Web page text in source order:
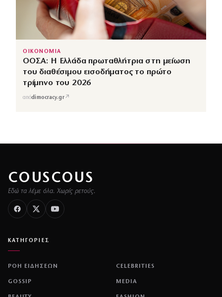
ΟΙΚΟΝΟΜΙΑ
ΟΟΣΑ: Η Ελλάδα πρωταθλήτρια στη μείωση
του διαθέσιμου εισοδήματος το πρώτο
τρίμηνο του 2026
απόdimocracy.gr↗
COUSCOUS
Εδώ τα λέμε όλα. Χωρίς ρετούς.
ΚΑΤΗΓΟΡΙΕΣ
ΡΟΗ ΕΙΔΗΣΕΩΝ CELEBRITIES
GOSSIP MEDIA